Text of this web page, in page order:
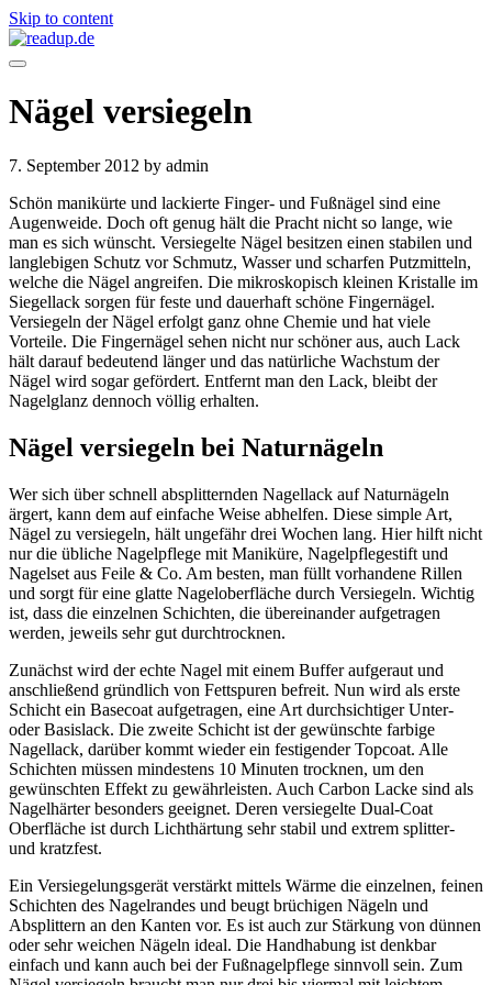
Skip to content
Nägel versiegeln
7. September 2012 by admin
Schön manikürte und lackierte Finger- und Fußnägel sind eine
Augenweide. Doch oft genug hält die Pracht nicht so lange, wie
man es sich wünscht. Versiegelte Nägel besitzen einen stabilen und
langlebigen Schutz vor Schmutz, Wasser und scharfen Putzmitteln,
welche die Nägel angreifen. Die mikroskopisch kleinen Kristalle im
Siegellack sorgen für feste und dauerhaft schöne Fingernägel.
Versiegeln der Nägel erfolgt ganz ohne Chemie und hat viele
Vorteile. Die Fingernägel sehen nicht nur schöner aus, auch Lack
hält darauf bedeutend länger und das natürliche Wachstum der
Nägel wird sogar gefördert. Entfernt man den Lack, bleibt der
Nagelglanz dennoch völlig erhalten.
Nägel versiegeln bei Naturnägeln
Wer sich über schnell absplitternden Nagellack auf Naturnägeln
ärgert, kann dem auf einfache Weise abhelfen. Diese simple Art,
Nägel zu versiegeln, hält ungefähr drei Wochen lang. Hier hilft nicht
nur die übliche Nagelpflege mit Maniküre, Nagelpflegestift und
Nagelset aus Feile & Co. Am besten, man füllt vorhandene Rillen
und sorgt für eine glatte Nageloberfläche durch Versiegeln. Wichtig
ist, dass die einzelnen Schichten, die übereinander aufgetragen
werden, jeweils sehr gut durchtrocknen.
Zunächst wird der echte Nagel mit einem Buffer aufgeraut und
anschließend gründlich von Fettspuren befreit. Nun wird als erste
Schicht ein Basecoat aufgetragen, eine Art durchsichtiger Unter-
oder Basislack. Die zweite Schicht ist der gewünschte farbige
Nagellack, darüber kommt wieder ein festigender Topcoat. Alle
Schichten müssen mindestens 10 Minuten trocknen, um den
gewünschten Effekt zu gewährleisten. Auch Carbon Lacke sind als
Nagelhärter besonders geeignet. Deren versiegelte Dual-Coat
Oberfläche ist durch Lichthärtung sehr stabil und extrem splitter-
und kratzfest.
Ein Versiegelungsgerät verstärkt mittels Wärme die einzelnen, feinen
Schichten des Nagelrandes und beugt brüchigen Nägeln und
Absplittern an den Kanten vor. Es ist auch zur Stärkung von dünnen
oder sehr weichen Nägeln ideal. Die Handhabung ist denkbar
einfach und kann auch bei der Fußnagelpflege sinnvoll sein. Zum